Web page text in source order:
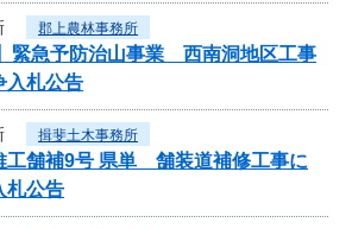
郡上農林事務所
緊急予防治山事業 西南洞地区工事
入札公告
揖斐土木事務所
工舗補9号 県単 舗装道補修工事に
札公告